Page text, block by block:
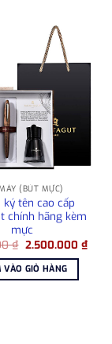
(BÚT MỰC)
ký tên cao cấp
chính hãng kèm
mực
₫ Giá
là:
2.950.000 ₫.
2.500.000 ₫Giá
hiện
VÀO GIỎ HÀNG